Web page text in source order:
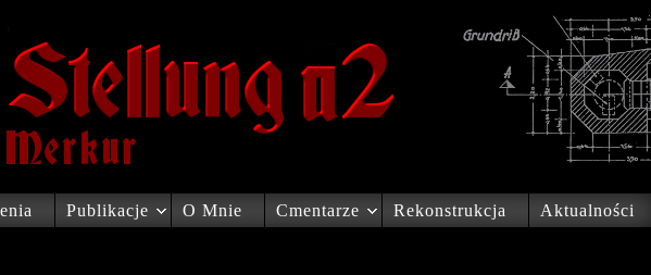
Publikacje O Mnie Cmentarze Rekonstrukcja Aktualności